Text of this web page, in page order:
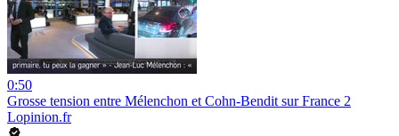
0:50
Grosse tension entre Mélenchon et Cohn-Bendit sur France 2
Lopinion.fr